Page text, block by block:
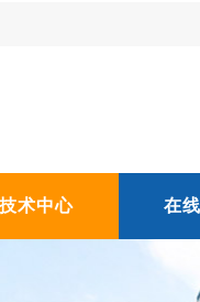
技术中心 在